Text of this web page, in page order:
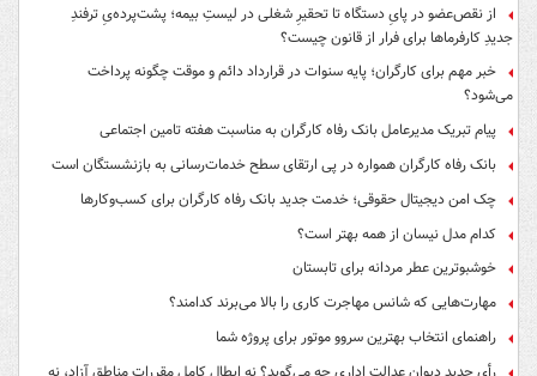
از نقص‌عضو در پایِ دستگاه تا تحقیرِ شغلی در لیستِ بیمه؛ پشت‌پرده‌یِ ترفندِ
جدیدِ کارفرماها برای فرار از قانون چیست؟
خبر مهم برای کارگران؛ پایه سنوات در قرارداد دائم و موقت چگونه پرداخت
می‌شود؟
پیام تبریک مدیرعامل بانک رفاه کارگران به مناسبت هفته تامین اجتماعی
بانک رفاه کارگران همواره در پی ارتقای سطح خدمات‌رسانی به بازنشستگان است
چک امن دیجیتال حقوقی؛ خدمت جدید بانک رفاه کارگران برای کسب‌وکارها
کدام مدل نیسان از همه بهتر است؟
خوشبوترین عطر مردانه برای تابستان
مهارت‌هایی که شانس مهاجرت کاری را بالا می‌برند کدامند؟
راهنمای انتخاب بهترین سروو موتور برای پروژه شما